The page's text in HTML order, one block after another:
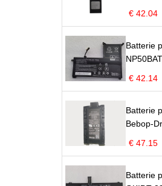
€ 42.04
Batterie
€ 42.14
Batterie
Bebop-
€ 47.15
Batterie